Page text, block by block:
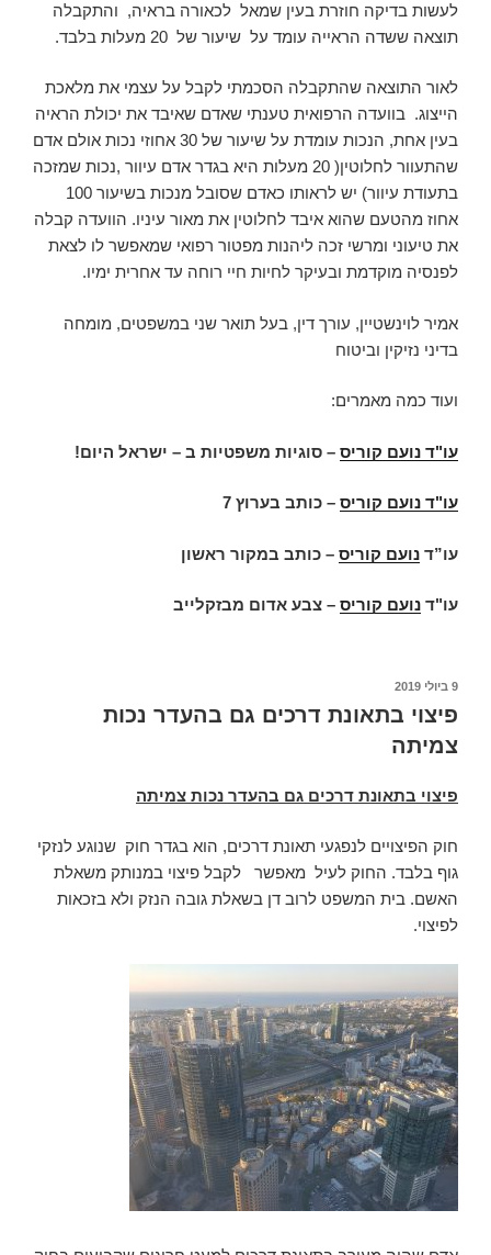
לעשות בדיקה חוזרת בעין שמאל לכאורה בראיה, והתקבלה
תוצאה ששדה הראייה עומד על שיעור של 20 מעלות בלבד.
לאור התוצאה שהתקבלה הסכמתי לקבל על עצמי את מלאכת
הייצוג. בוועדה הרפואית טענתי שאדם שאיבד את יכולת הראיה
בעין אחת, הנכות עומדת על שיעור של 30 אחוזי נכות אולם אדם
שהתעוור לחלוטין( 20 מעלות היא בגדר אדם עיוור ,נכות שמזכה
בתעודת עיוור) יש לראותו כאדם שסובל מנכות בשיעור 100
אחוז מהטעם שהוא איבד לחלוטין את מאור עיניו. הוועדה קבלה
את טיעוני ומרשי זכה ליהנות מפטור רפואי שמאפשר לו לצאת
לפנסיה מוקדמת ובעיקר לחיות חיי רוחה עד אחרית ימיו.
אמיר לוינשטיין, עורך דין, בעל תואר שני במשפטים, מומחה
בדיני נזיקין וביטוח
ועוד כמה מאמרים:
עו"ד נועם קוריס – סוגיות משפטיות ב – ישראל היום!
עו"ד נועם קוריס – כותב בערוץ 7
עו”ד נועם קוריס – כותב במקור ראשון
עו"ד נועם קוריס – צבע אדום מבזקלייב
פורסם
9 ביולי 2019
פיצוי בתאונת דרכים גם בהעדר נכות
צמיתה
פיצוי בתאונת דרכים גם בהעדר נכות צמיתה
חוק הפיצויים לנפגעי תאונת דרכים, הוא בגדר חוק שנוגע לנזקי
גוף בלבד. החוק לעיל מאפשר לקבל פיצוי במנותק משאלת
האשם. בית המשפט לרוב דן בשאלת גובה הנזק ולא בזכאות
לפיצוי.